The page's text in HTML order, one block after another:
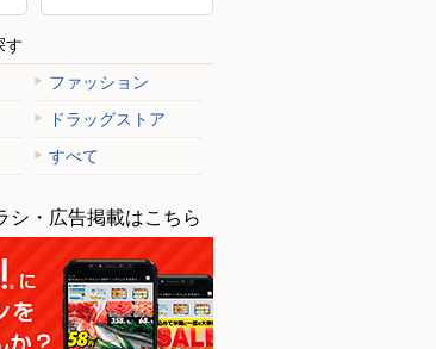
す
ファッション
ドラッグストア
すべて
シ・広告掲載はこちら